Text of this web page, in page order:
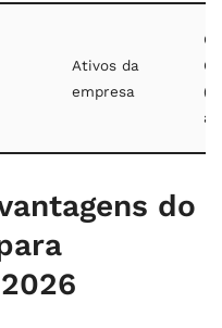
Ativos da
empresa
do